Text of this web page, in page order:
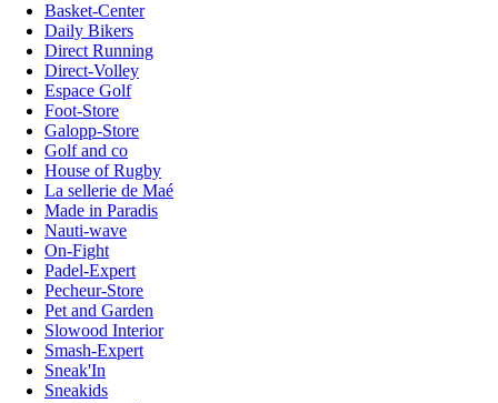
Basket-Center
Daily Bikers
Direct Running
Direct-Volley
Espace Golf
Foot-Store
Galopp-Store
Golf and co
House of Rugby
La sellerie de Maé
Made in Paradis
Nauti-wave
On-Fight
Padel-Expert
Pecheur-Store
Pet and Garden
Slowood Interior
Smash-Expert
Sneak'In
Sneakids